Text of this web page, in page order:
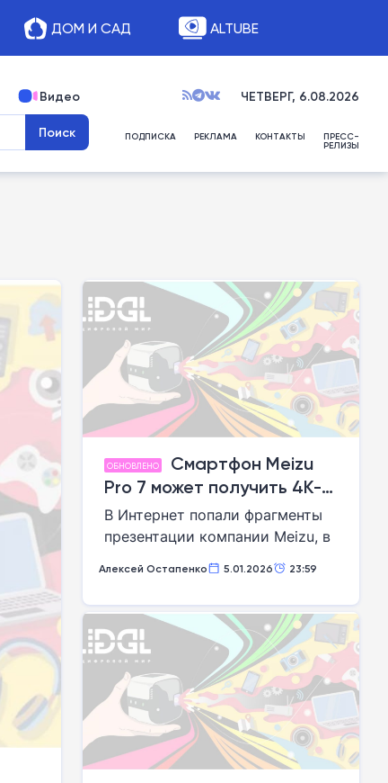
ДОМ И САД ALTUBE
Видео ЧЕТВЕРГ, 6.08.2026
ПОДПИСКА РЕКЛАМА КОНТАКТЫ ПРЕСС-
РЕЛИЗЫ
ОБНОВЛЕНО
Смартфон Meizu
Pro 7 может получить 4K-
экран и титановый корпус
В Интернет попали фрагменты
презентации компании Meizu, в
которой речь идет о
флагманском смартфоне Meizu
Pro 7. Во всяком случае, так
утверждает источник. Слайды
проиллюстрированы неким
аппаратом, напоминающим
внешне Meizu Pro 6. Возможно,
это он и есть: производители
делают так, если не хотят
раньше времени «светить»
дизайн новинки даже в своих
Алексей Остапенко 5.01.2026 23:59